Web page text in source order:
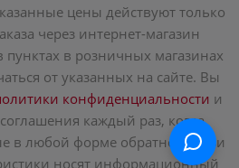
цены действуют только
через интернет-магазин
в розничных магазинах
от указанных на сайте. Вы
конфиденциальности и
каждый раз, когда
в любой форме обратной связи
носят информационный